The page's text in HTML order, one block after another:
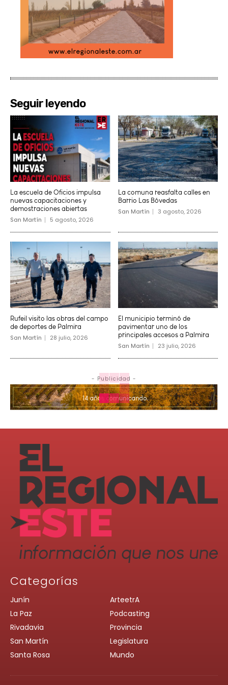
Seguir leyendo
La escuela de Oficios impulsa
nuevas capacitaciones y
demostraciones abiertas
San Martín 5 agosto, 2026
La comuna reasfalta calles en
Barrio Las Bóvedas
San Martín 3 agosto, 2026
Rufeil visito las obras del campo
de deportes de Palmira
San Martín 28 julio, 2026
El municipio terminó de
pavimentar uno de los
principales accesos a Palmira
San Martín 23 julio, 2026
- Publicidad -
Categorías
Junín
La Paz
Rivadavia
San Martín
Santa Rosa
ArteetrA
Podcasting
Provincia
Legislatura
Mundo